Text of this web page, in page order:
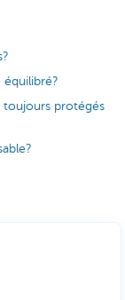
toujours protégés